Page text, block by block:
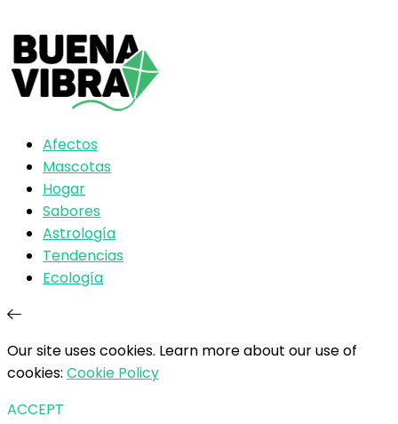
Afectos
Mascotas
Hogar
Sabores
Astrología
Tendencias
Ecología
Our site uses cookies. Learn more about our use of
cookies: Cookie Policy
ACCEPT